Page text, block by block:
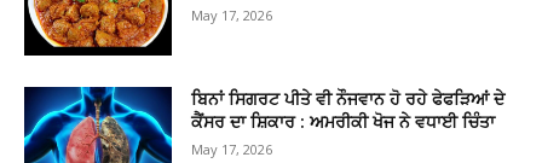
May 17, 2026
ਬਿਨਾਂ ਸਿਗਰਟ ਪੀਤੇ ਵੀ ਨੌਜਵਾਨ ਹੋ ਰਹੇ ਫੇਫੜਿਆਂ ਦੇ
ਕੈਂਸਰ ਦਾ ਸ਼ਿਕਾਰ : ਅਮਰੀਕੀ ਖੋਜ ਨੇ ਵਧਾਈ ਚਿੰਤਾ
May 17, 2026